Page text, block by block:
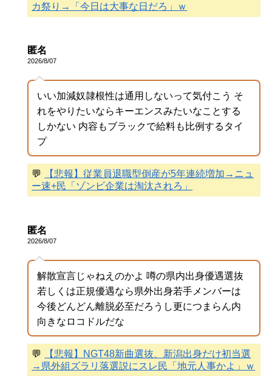
カ祭り→「今日は大事な日だろ」ｗ
匿名
2026/8/07
いい加減奴隷根性は通用しないって気付こう そ
れをやりたいならキーエンスみたいなことする
しかない 内容もブラックで給料も比例するタイ
プ
💬
【悲報】従業員退職型倒産が5年連続増加→ニュ
ー速+民「ゾンビ企業は淘汰されろ」
匿名
2026/8/07
解散宣言じゃねえのかよ 噂の県内出身優遇選抜
若しくは正規優遇なら県外出身若手メンバーは
今後どんどん離脱必至だろうし更につまらん内
向きなロコドルだな
💬
【悲報】NGT48新曲選抜、新潟出身だけ初当選
→県外組ズラリ落選説にスレ民「地元人事かよ」ｗ